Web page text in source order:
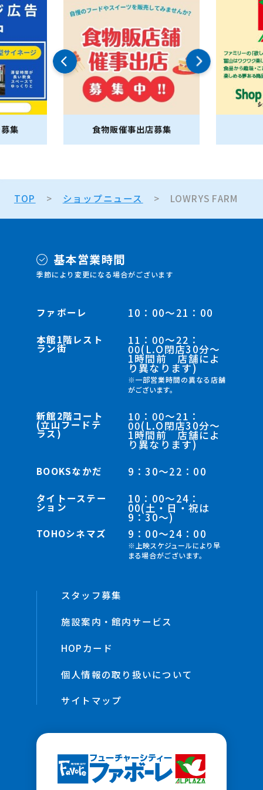
集 食物販催事出店募集
TOP ショップニュース LOWRYS FARM
基本営業時間
季節により変更になる場合がございます
ファボーレ 10：00～21：00
本館1階レスト
ラン街
11：00～22：
00(L.O閉店30分～
1時間前 店舗によ
り異なります)
※一部営業時間の異なる店舗
がございます。
新館2階コート
(立山フードテ
ラス)
10：00～21：
00(L.O閉店30分～
1時間前 店舗によ
り異なります)
BOOKSなかだ 9：30～22：00
タイトーステー
ション
10：00～24：
00(土・日・祝は
9：30～)
TOHOシネマズ 9：00～24：00
※上映スケジュールにより早
まる場合がございます。
スタッフ募集
施設案内・館内サービス
HOPカード
個人情報の取り扱いについて
サイトマップ